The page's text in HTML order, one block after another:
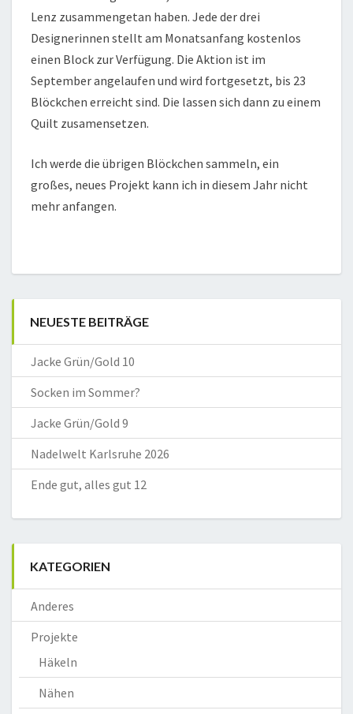
Lenz zusammengetan haben. Jede der drei
Designerinnen stellt am Monatsanfang kostenlos
einen Block zur Verfügung. Die Aktion ist im
September angelaufen und wird fortgesetzt, bis 23
Blöckchen erreicht sind. Die lassen sich dann zu einem
Quilt zusamensetzen.
Ich werde die übrigen Blöckchen sammeln, ein
großes, neues Projekt kann ich in diesem Jahr nicht
mehr anfangen.
NEUESTE BEITRÄGE
Jacke Grün/Gold 10
Socken im Sommer?
Jacke Grün/Gold 9
Nadelwelt Karlsruhe 2026
Ende gut, alles gut 12
KATEGORIEN
Anderes
Projekte
Häkeln
Nähen